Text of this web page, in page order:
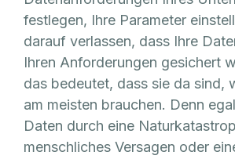
festlegen, Ihre Parameter
darauf verlassen, dass Ihre
Ihren Anforderungen gesichert
das bedeutet, dass sie da sind,
am meisten brauchen. Denn
Daten durch eine
menschliches Versagen oder